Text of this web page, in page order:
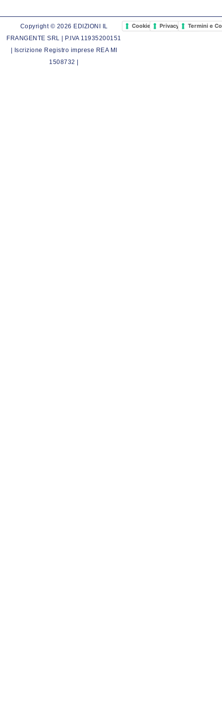
Copyright © 2026 EDIZIONI IL
FRANGENTE SRL | P.IVA 11935200151
| Iscrizione Registro imprese REA MI
1508732 |
Cookie PolicyPrivacy PolicyTermini e